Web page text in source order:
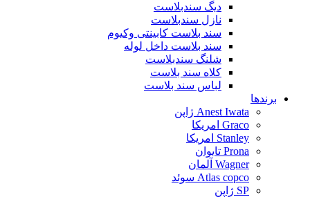
دیگ سندبلاست
نازل سندبلاست
سند بلاست کابینتی وکیوم
سند بلاست داخل لوله
شلنگ سندبلاست
کلاه سند بلاست
لباس سند بلاست
برندها
Anest Iwata ژاپن
Graco امریکا
Stanley امریکا
Prona تایوان
Wagner آلمان
Atlas copco سوئد
SP ژاپن